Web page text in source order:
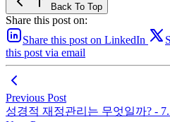
Back To Top
Share this post on:
Share this post on LinkedIn
this post via email
Previous Post
성경적 재정관리는 무엇일까? -